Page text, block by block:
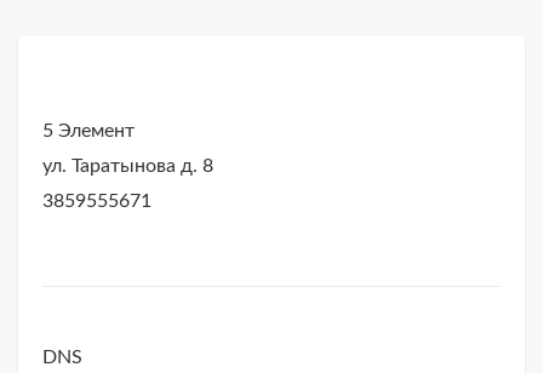
5 Элемент
ул. Таратынова д. 8
3859555671
DNS